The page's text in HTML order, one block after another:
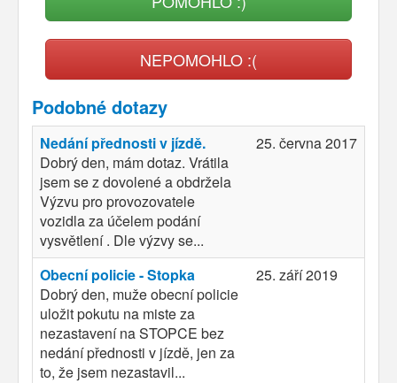
NEPOMOHLO :(
Podobné dotazy
Nedání přednosti v jízdě.
Dobrý den, mám dotaz. Vrátila
jsem se z dovolené a obdržela
Výzvu pro provozovatele
vozidla za účelem podání
vysvětlení . Dle výzvy se...
25. června 2017
Obecní policie - Stopka
Dobrý den, muže obecní policie
uložit pokutu na miste za
nezastavení na STOPCE bez
nedání přednosti v jízdě, jen za
to, že jsem nezastavil...
25. září 2019